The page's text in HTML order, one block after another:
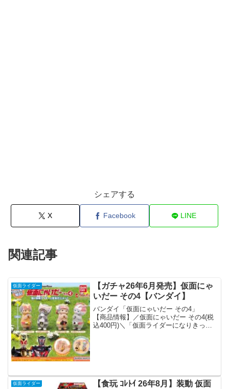
シェアする
X Facebook LINE
関連記事
仮面ライダー
【ガチャ26年6月発売】仮面にゃ
いだー その4【バンダイ】
バンダイ「仮面にゃいだー その4」
【商品情報】／仮面にゃいだー その4(税
込400円)＼「仮面ライダーになりきった
仮面ライダー
【食玩 ｺﾚﾄｲ 26年8月】装動 仮面